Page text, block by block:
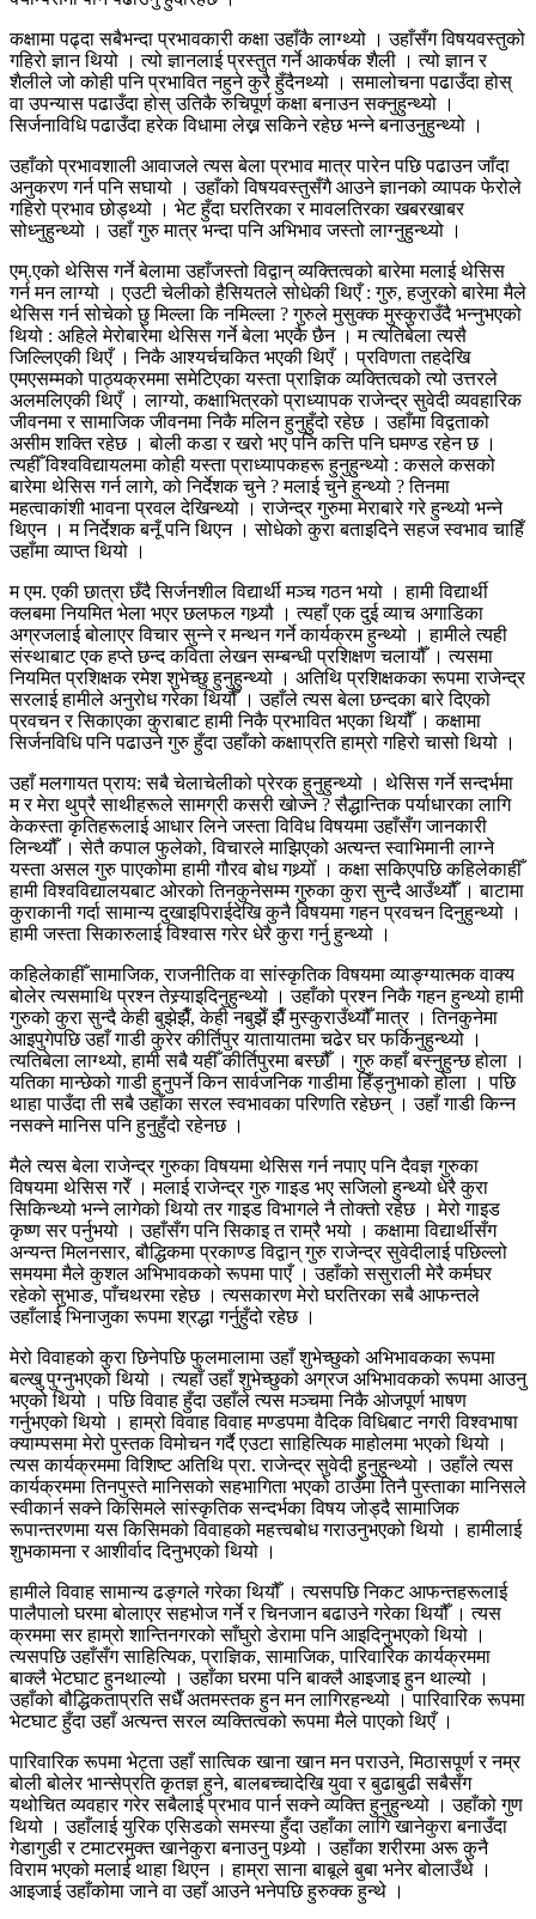
कक्षामा पढ्दा सबैभन्दा प्रभावकारी कक्षा उहाँकै लाग्थ्यो । उहाँसँग विषयवस्तुको
गहिरो ज्ञान थियो । त्यो ज्ञानलाई प्रस्तुत गर्ने आकर्षक शैली । त्यो ज्ञान र
शैलीले जो कोही पनि प्रभावित नहुने कुरै हुँदैनथ्यो । समालोचना पढाउँदा होस्
वा उपन्यास पढाउँदा होस् उतिकै रुचिपूर्ण कक्षा बनाउन सक्नुहुन्थ्यो ।
सिर्जनाविधि पढाउँदा हरेक विधामा लेख्न सकिने रहेछ भन्ने बनाउनुहुन्थ्यो ।
उहाँको प्रभावशाली आवाजले त्यस बेला प्रभाव मात्र पारेन पछि पढाउन जाँदा
अनुकरण गर्न पनि सघायो । उहाँको विषयवस्तुसँगै आउने ज्ञानको व्यापक फेरोले
गहिरो प्रभाव छोड्थ्यो । भेट हुँदा घरतिरका र मावलतिरका खबरखाबर
सोध्नुहुन्थ्यो । उहाँ गुरु मात्र भन्दा पनि अभिभाव जस्तो लाग्नुहुन्थ्यो ।
एम्.एको थेसिस गर्ने बेलामा उहाँजस्तो विद्वान् व्यक्तित्वको बारेमा मलाई थेसिस
गर्न मन लाग्यो । एउटी चेलीको हैसियतले सोधेकी थिएँ : गुरु, हजुरको बारेमा मैले
थेसिस गर्न सोचेको छु मिल्ला कि नमिल्ला ? गुरुले मुसुक्क मुस्कुराउँदै भन्नुभएको
थियो : अहिले मेरोबारेमा थेसिस गर्ने बेला भएकै छैन । म त्यतिबेला त्यसै
जिल्लिएकी थिएँ । निकै आश्यर्चचकित भएकी थिएँ । प्रविणता तहदेखि
एमएसम्मको पाठ्यक्रममा समेटिएका यस्ता प्राज्ञिक व्यक्तित्वको त्यो उत्तरले
अलमलिएकी थिएँ । लाग्यो, कक्षाभित्रको प्राध्यापक राजेन्द्र सुवेदी व्यवहारिक
जीवनमा र सामाजिक जीवनमा निकै मलिन हुनुहुँदो रहेछ । उहाँमा विद्वताको
असीम शक्ति रहेछ । बोली कडा र खरो भए पनि कत्ति पनि घमण्ड रहेन छ ।
त्यहीँ विश्वविद्यायलमा कोही यस्ता प्राध्यापकहरू हुनुहुन्थ्यो : कसले कसको
बारेमा थेसिस गर्न लागे, को निर्देशक चुने ? मलाई चुने हुन्थ्यो ? तिनमा
महत्वाकांशी भावना प्रवल देखिन्थ्यो । राजेन्द्र गुरुमा मेराबारे गरे हुन्थ्यो भन्ने
थिएन । म निर्देशक बनूँ पनि थिएन । सोधेको कुरा बताइदिने सहज स्वभाव चाहिँ
उहाँमा व्याप्त थियो ।
म एम. एकी छात्रा छँदै सिर्जनशील विद्यार्थी मञ्च गठन भयो । हामी विद्यार्थी
क्लबमा नियमित भेला भएर छलफल गथ्र्यौ । त्यहाँ एक दुई व्याच अगाडिका
अग्रजलाई बोलाएर विचार सुन्ने र मन्थन गर्ने कार्यक्रम हुन्थ्यो । हामीले त्यही
संस्थाबाट एक हप्ते छन्द कविता लेखन सम्बन्धी प्रशिक्षण चलायौँ । त्यसमा
नियमित प्रशिक्षक रमेश शुभेच्छु हुनुहुन्थ्यो । अतिथि प्रशिक्षकका रूपमा राजेन्द्र
सरलाई हामीले अनुरोध गरेका थियौँ । उहाँले त्यस बेला छन्दका बारे दिएको
प्रवचन र सिकाएका कुराबाट हामी निकै प्रभावित भएका थियौँ । कक्षामा
सिर्जनविधि पनि पढाउने गुरु हुँदा उहाँको कक्षाप्रति हाम्रो गहिरो चासो थियो ।
उहाँ मलगायत प्राय: सबै चेलाचेलीको प्रेरक हुनुहुन्थ्यो । थेसिस गर्ने सन्दर्भमा
म र मेरा थुप्रै साथीहरूले सामग्री कसरी खोज्ने ? सैद्धान्तिक पर्याधारका लागि
केकस्ता कृतिहरूलाई आधार लिने जस्ता विविध विषयमा उहाँसँग जानकारी
लिन्थ्यौँ । सेतै कपाल फुलेको, विचारले माझिएको अत्यन्त स्वाभिमानी लाग्ने
यस्ता असल गुरु पाएकोमा हामी गौरव बोध गथ्र्योँ । कक्षा सकिएपछि कहिलेकाहीँ
हामी विश्वविद्यालयबाट ओरको तिनकुनेसम्म गुरुका कुरा सुन्दै आउँथ्यौँ । बाटामा
कुराकानी गर्दा सामान्य दुखाइपिराईदेखि कुनै विषयमा गहन प्रवचन दिनुहुन्थ्यो ।
हामी जस्ता सिकारुलाई विश्वास गरेर धेरै कुरा गर्नु हुन्थ्यो ।
कहिलेकाहीँ सामाजिक, राजनीतिक वा सांस्कृतिक विषयमा व्याङ्ग्यात्मक वाक्य
बोलेर त्यसमाथि प्रश्न तेस्र्याइदिनुहुन्थ्यो । उहाँको प्रश्न निकै गहन हुन्थ्यो हामी
गुरुको कुरा सुन्दै केही बुझेझैँ, केही नबुझेँ झैँ मुस्कुराउँथ्यौँ मात्र । तिनकुनेमा
आइपुगेपछि उहाँ गाडी कुरेर कीर्तिपुर यातायातमा चढेर घर फर्किनुहुन्थ्यो ।
त्यतिबेला लाग्थ्यो, हामी सबै यहीँ कीर्तिपुरमा बस्छौँ । गुरु कहाँ बस्नुहुन्छ होला ।
यतिका मान्छेको गाडी हुनुपर्ने किन सार्वजनिक गाडीमा हिँड्नुभाको होला । पछि
थाहा पाउँदा ती सबै उहाँका सरल स्वभावका परिणति रहेछन् । उहाँ गाडी किन्न
नसक्ने मानिस पनि हुनुहुँदो रहेनछ ।
मैले त्यस बेला राजेन्द्र गुरुका विषयमा थेसिस गर्न नपाए पनि दैवज्ञ गुरुका
विषयमा थेसिस गरेँ । मलाई राजेन्द्र गुरु गाइड भए सजिलो हुन्थ्यो धेरै कुरा
सिकिन्थ्यो भन्ने लागेको थियो तर गाइड विभागले नै तोक्तो रहेछ । मेरो गाइड
कृष्ण सर पर्नुभयो । उहाँसँग पनि सिकाइ त राम्रै भयो । कक्षामा विद्यार्थीसँग
अन्यन्त मिलनसार, बौद्धिकमा प्रकाण्ड विद्वान् गुरु राजेन्द्र सुवेदीलाई पछिल्लो
समयमा मैले कुशल अभिभावकको रूपमा पाएँ । उहाँको ससुराली मेरै कर्मघर
रहेको सुभाङ, पाँचथरमा रहेछ । त्यसकारण मेरो घरतिरका सबै आफन्तले
उहाँलाई भिनाजुका रूपमा श्रद्धा गर्नुहुँदो रहेछ ।
मेरो विवाहको कुरा छिनेपछि फुलमालामा उहाँ शुभेच्छुको अभिभावकका रूपमा
बल्खु पुग्नुभएको थियो । त्यहाँ उहाँ शुभेच्छुको अग्रज अभिभावकको रूपमा आउनु
भएको थियो । पछि विवाह हुँदा उहाँले त्यस मञ्चमा निकै ओजपूर्ण भाषण
गर्नुभएको थियो । हाम्रो विवाह विवाह मण्डपमा वैदिक विधिबाट नगरी विश्वभाषा
क्याम्पसमा मेरो पुस्तक विमोचन गर्दै एउटा साहित्यिक माहोलमा भएको थियो ।
त्यस कार्यक्रममा विशिष्ट अतिथि प्रा. राजेन्द्र सुवेदी हुनुहुन्थ्यो । उहाँले त्यस
कार्यक्रममा तिनपुस्ते मानिसको सहभागिता भएको ठाउँमा तिनै पुस्ताका मानिसले
स्वीकार्न सक्ने किसिमले सांस्कृतिक सन्दर्भका विषय जोड्दै सामाजिक
रूपान्तरणमा यस किसिमको विवाहको महत्त्वबोध गराउनुभएको थियो । हामीलाई
शुभकामना र आशीर्वाद दिनुभएको थियो ।
हामीले विवाह सामान्य ढङ्गले गरेका थियौँ । त्यसपछि निकट आफन्तहरूलाई
पालैपालो घरमा बोलाएर सहभोज गर्ने र चिनजान बढाउने गरेका थियौँ । त्यस
क्रममा सर हाम्रो शान्तिनगरको साँघुरो डेरामा पनि आइदिनुभएको थियो ।
त्यसपछि उहाँसँग साहित्यिक, प्राज्ञिक, सामाजिक, पारिवारिक कार्यक्रममा
बाक्लै भेटघाट हुनथाल्यो । उहाँका घरमा पनि बाक्लै आइजाइ हुन थाल्यो ।
उहाँको बौद्धिकताप्रति सधैँ अतमस्तक हुन मन लागिरहन्थ्यो । पारिवारिक रूपमा
भेटघाट हुँदा उहाँ अत्यन्त सरल व्यक्तित्वको रूपमा मैले पाएको थिएँ ।
पारिवारिक रूपमा भेट्ता उहाँ सात्विक खाना खान मन पराउने, मिठासपूर्ण र नम्र
बोली बोलेर भान्सेप्रति कृतज्ञ हुने, बालबच्चादेखि युवा र बुढाबुढी सबैसँग
यथोचित व्यवहार गरेर सबैलाई प्रभाव पार्न सक्ने व्यक्ति हुनुहुन्थ्यो । उहाँको गुण
थियो । उहाँलाई युरिक एसिडको समस्या हुँदा उहाँका लागि खानेकुरा बनाउँदा
गेडागुडी र टमाटरमुक्त खानेकुरा बनाउनु पथ्र्यो । उहाँका शरीरमा अरू कुनै
विराम भएको मलाई थाहा थिएन । हाम्रा साना बाबूले बुबा भनेर बोलाउँथे ।
आइजाई उहाँकोमा जाने वा उहाँ आउने भनेपछि हुरुक्क हुन्थे ।